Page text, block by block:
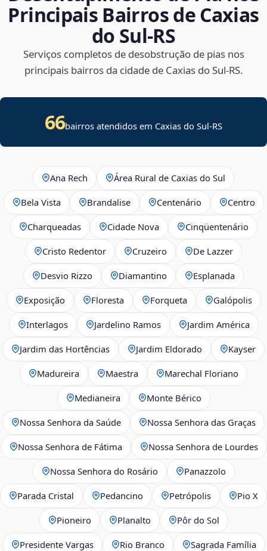
Principais Bairros de Caxias
do Sul‑RS
Serviços completos de desobstrução de pias nos
principais bairros da cidade de Caxias do Sul‑RS.
66bairros atendidos em Caxias do Sul-RS
Ana Rech Área Rural de Caxias do Sul
Bela Vista Brandalise Centenário Centro
Charqueadas Cidade Nova Cinqüentenário
Cristo Redentor Cruzeiro De Lazzer
Desvio Rizzo Diamantino Esplanada
Exposição Floresta Forqueta Galópolis
Interlagos Jardelino Ramos Jardim América
Jardim das Hortências Jardim Eldorado Kayser
Madureira Maestra Marechal Floriano
Medianeira Monte Bérico
Nossa Senhora da Saúde Nossa Senhora das Graças
Nossa Senhora de Fátima Nossa Senhora de Lourdes
Nossa Senhora do Rosário Panazzolo
Parada Cristal Pedancino Petrópolis Pio X
Pioneiro Planalto Pôr do Sol
Presidente Vargas Rio Branco Sagrada Família